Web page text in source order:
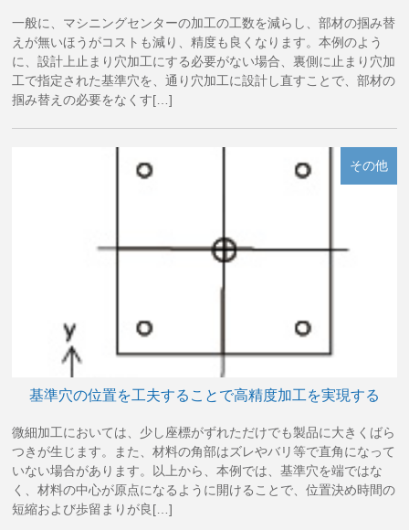
一般に、マシニングセンターの加工の工数を減らし、部材の掴み替
えが無いほうがコストも減り、精度も良くなります。本例のよう
に、設計上止まり穴加工にする必要がない場合、裏側に止まり穴加
工で指定された基準穴を、通り穴加工に設計し直すことで、部材の
掴み替えの必要をなくす[…]
その他
基準穴の位置を工夫することで高精度加工を実現する
微細加工においては、少し座標がずれただけでも製品に大きくばら
つきが生じます。また、材料の角部はズレやバリ等で直角になって
いない場合があります。以上から、本例では、基準穴を端ではな
く、材料の中心が原点になるように開けることで、位置決め時間の
短縮および歩留まりが良[…]